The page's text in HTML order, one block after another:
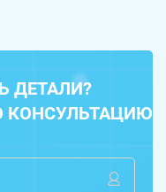
ДЕТАЛИ?
КОНСУЛЬТАЦИЮ